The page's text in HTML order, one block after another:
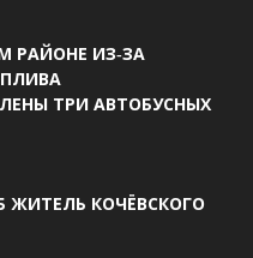
РАЙОНЕ ИЗ‑ЗА
ТРИ АВТОБУСНЫХ
ЖИТЕЛЬ КОЧЁВСКОГО